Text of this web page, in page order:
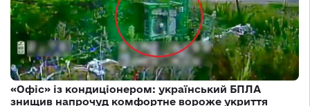
«Офіс» із кондиціонером: український БПЛА
знищив напрочуд комфортне вороже укриття